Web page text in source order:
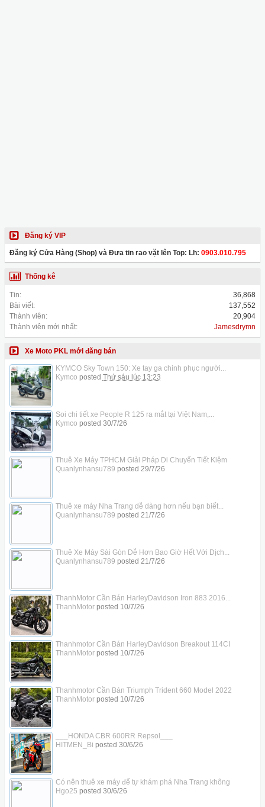
Đăng ký VIP
Đăng ký Cửa Hàng (Shop) và Đưa tin rao vặt lên Top: Lh: 0903.010.795
Thống kê
Tin:
36,868
Bài viết:
137,552
Thành viên:
20,904
Thành viên mới nhất:
Jamesdrymn
Xe Moto PKL mới đăng bán
KYMCO Sky Town 150: Xe tay ga chinh phục người...
Kymco posted Thứ sáu lúc 13:23
Soi chi tiết xe People R 125 ra mắt tại Việt Nam,...
Kymco posted 30/7/26
Thuê Xe Máy TPHCM Giải Pháp Di Chuyển Tiết Kiệm
Quanlynhansu789 posted 29/7/26
Thuê xe máy Nha Trang dễ dàng hơn nếu bạn biết...
Quanlynhansu789 posted 21/7/26
Thuê Xe Máy Sài Gòn Dễ Hơn Bao Giờ Hết Với Dịch...
Quanlynhansu789 posted 21/7/26
ThanhMotor Cần Bán HarleyDavidson Iron 883 2016...
ThanhMotorposted 10/7/26
Thanhmotor Cần Bán HarleyDavidson Breakout 114CI
ThanhMotorposted 10/7/26
Thanhmotor Cần Bán Triumph Trident 660 Model 2022
ThanhMotorposted 10/7/26
___HONDA CBR 600RR Repsol___
HITMEN_Bi posted 30/6/26
Có nên thuê xe máy để tự khám phá Nha Trang không
Hgo25 posted 30/6/26